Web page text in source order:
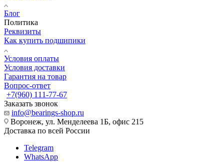
Блог
Политика
Реквизиты
Как купить подшипики
Условия оплаты
Условия доставки
Гарантия на товар
Вопрос-ответ
+7(960) 111-77-67
Заказать звонок
info@bearings-shop.ru
Воронеж, ул. Менделеева 1Б, офис 215
Доставка по всей России
Telegram
WhatsApp